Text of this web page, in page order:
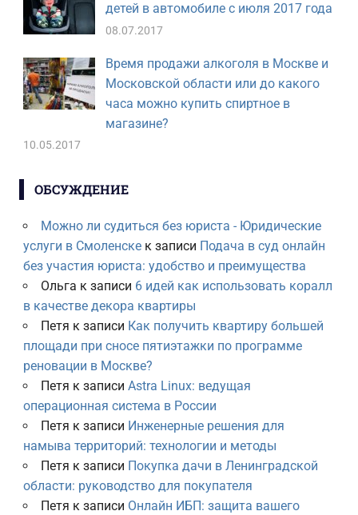
детей в автомобиле с июля 2017 года
08.07.2017
Время продажи алкоголя в Москве и
Московской области или до какого
часа можно купить спиртное в
магазине?
10.05.2017
ОБСУЖДЕНИЕ
Можно ли судиться без юриста - Юридические
услуги в Смоленскек записи Подача в суд онлайн
без участия юриста: удобство и преимущества
Ольга к записи 6 идей как использовать коралл
в качестве декора квартиры
Петя к записи Как получить квартиру большей
площади при сносе пятиэтажки по программе
реновации в Москве?
Петя к записи Astra Linux: ведущая
операционная система в России
Петя к записи Инженерные решения для
намыва территорий: технологии и методы
Петя к записи Покупка дачи в Ленинградской
области: руководство для покупателя
Петя к записи Онлайн ИБП: защита вашего